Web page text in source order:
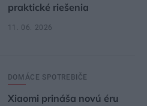
praktické riešenia
11. 06. 2026
DOMÁCE SPOTREBIČE
Xiaomi prináša novú éru